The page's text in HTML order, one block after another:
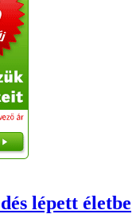
lépett életbe